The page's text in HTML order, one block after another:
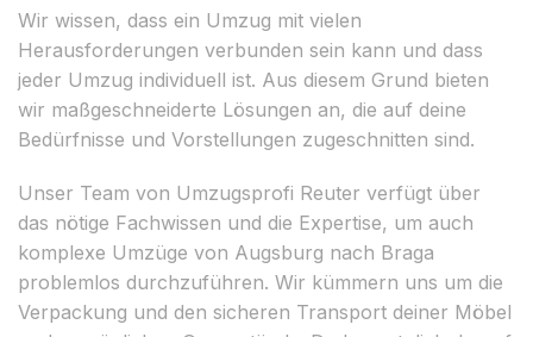
Wir wissen, dass ein Umzug mit vielen
Herausforderungen verbunden sein kann und dass
jeder Umzug individuell ist. Aus diesem Grund bieten
wir maßgeschneiderte Lösungen an, die auf deine
Bedürfnisse und Vorstellungen zugeschnitten sind.
Unser Team von Umzugsprofi Reuter verfügt über
das nötige Fachwissen und die Expertise, um auch
komplexe Umzüge von Augsburg nach Braga
problemlos durchzuführen. Wir kümmern uns um die
Verpackung und den sicheren Transport deiner Möbel